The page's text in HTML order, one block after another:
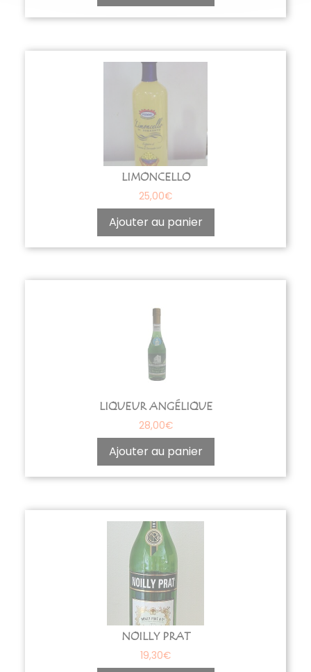
LIMONCELLO
25,00€
Ajouter au panier
LIQUEUR ANGÉLIQUE
28,00€
Ajouter au panier
NOILLY PRAT
19,30€